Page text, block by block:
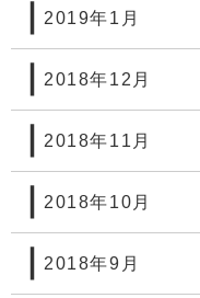
2019年1月
2018年12月
2018年11月
2018年10月
2018年9月